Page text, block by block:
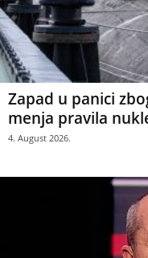
Zapad u panici
menja pravila
4. August 2026.